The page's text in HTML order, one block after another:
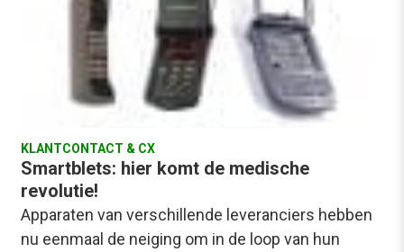
KLANTCONTACT & CX
Smartblets: hier komt de medische
revolutie!
Apparaten van verschillende leveranciers hebben
nu eenmaal de neiging om in de loop van hun